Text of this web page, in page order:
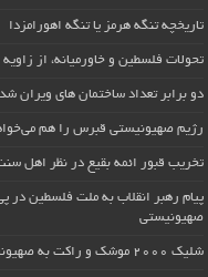
تاریخچه تنگه هرمز یا تنگه اهورامزدا
تحولات فلسطین و خاورمیانه، از
دو برابر تعداد ساختمان های ویران
رژیم صهیونیستی قبرس را هم
تخریب قبور ائمه بقیع در نظر اهل
پیام رهبر انقلاب به ملت فلسطین در
صهیونیستی
شلیک ۲۰۰۰ موشک و راکت به صهیونیست‌ها